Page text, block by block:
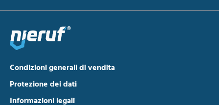
Condizioni generali di vendita
Protezione dei dati
Informazioni legali